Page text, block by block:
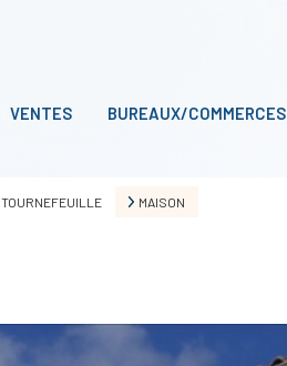
VENTES BUREAUX/COMMERCES
TOURNEFEUILLE MAISON